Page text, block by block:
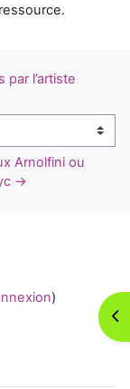
par l’artiste
Arnolfini ou
→
)